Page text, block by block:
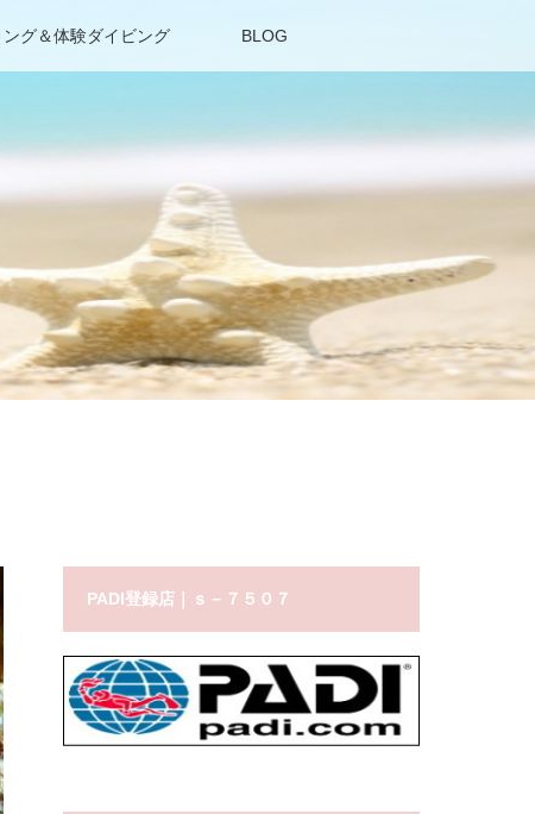
グ＆体験ダイビング BLOG
PADI登録店｜ｓ－７５０７